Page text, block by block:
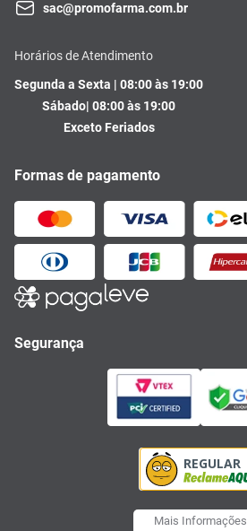
sac@promofarma.com.br
Horários de Atendimento
Segunda a Sexta | 08:00 às 19:00
Sábado| 08:00 às 19:00
Exceto Feriados
Formas de pagamento
Segurança
Mais Informações